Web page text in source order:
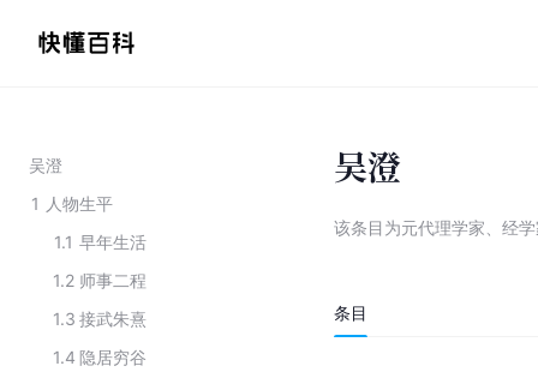
吴澄
1 人物生平
1.1 早年生活
1.2 师事二程
1.3 接武朱熹
1.4 隐居穷谷
吴澄
该条目为元代理学家、经
条目